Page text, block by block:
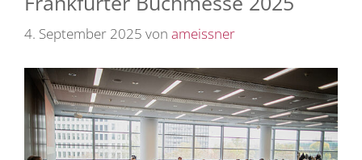
4. September 2025 von ameissner